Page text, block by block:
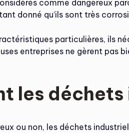
comme dangereux
donné qu’ils sont très
particulières, ils
entreprises ne gèrent pas
les
ou non, les déchets